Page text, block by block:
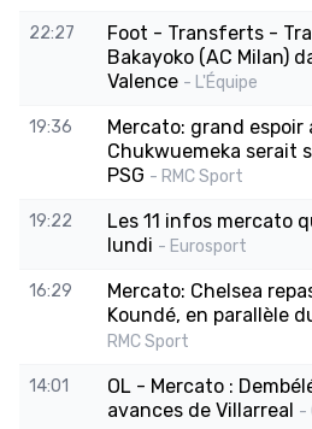
22:27
Foot - Transferts -
Bakayoko (AC Milan)
Valence - L'Équipe
19:36
Mercato: grand espoir
Chukwuemeka serait
PSG - RMC Sport
19:22
Les 11 infos mercato
lundi - Eurosport
16:29
Mercato: Chelsea
Koundé, en parallèle
RMC Sport
14:01
OL - Mercato :
avances de Villarreal -